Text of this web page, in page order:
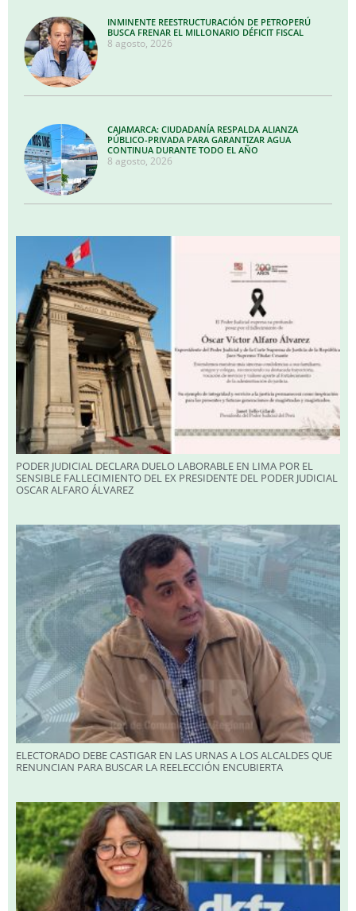
INMINENTE REESTRUCTURACIÓN DE PETROPERÚ
BUSCA FRENAR EL MILLONARIO DÉFICIT FISCAL
8 agosto, 2026
CAJAMARCA: CIUDADANÍA RESPALDA ALIANZA
PÚBLICO-PRIVADA PARA GARANTIZAR AGUA
CONTINUA DURANTE TODO EL AÑO
8 agosto, 2026
PODER JUDICIAL DECLARA DUELO LABORABLE EN LIMA POR EL
SENSIBLE FALLECIMIENTO DEL EX PRESIDENTE DEL PODER JUDICIAL
OSCAR ALFARO ÁLVAREZ
ELECTORADO DEBE CASTIGAR EN LAS URNAS A LOS ALCALDES QUE
RENUNCIAN PARA BUSCAR LA REELECCIÓN ENCUBIERTA